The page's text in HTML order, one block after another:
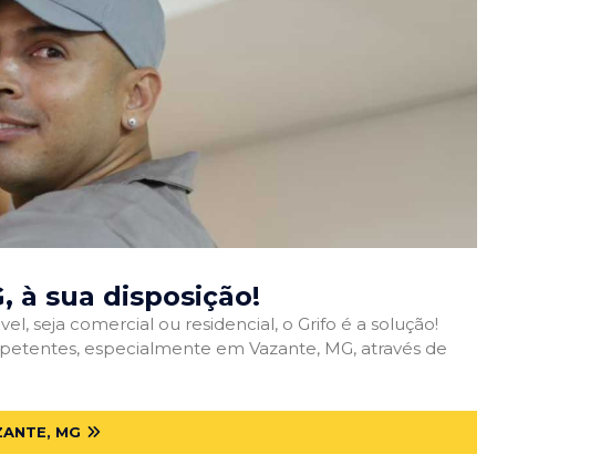
, à sua disposição!
seja comercial ou residencial, o Grifo é a solução!
especialmente em Vazante, MG, através de
MG